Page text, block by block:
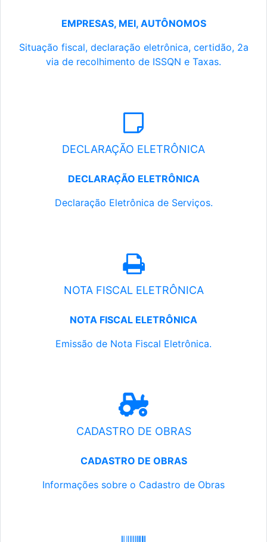
EMPRESAS, MEI, AUTÔNOMOS
Situação fiscal, declaração eletrônica, certidão, 2a
via de recolhimento de ISSQN e Taxas.
DECLARAÇÃO ELETRÔNICA
DECLARAÇÃO ELETRÔNICA
Declaração Eletrônica de Serviços.
NOTA FISCAL ELETRÔNICA
NOTA FISCAL ELETRÔNICA
Emissão de Nota Fiscal Eletrônica.
CADASTRO DE OBRAS
CADASTRO DE OBRAS
Informações sobre o Cadastro de Obras